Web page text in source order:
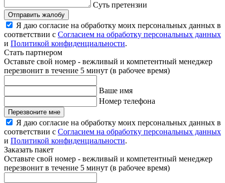
Суть претензии
Отправить жалобу
Я даю согласие на обработку моих персональных данных в
соответствии с Согласием на обработку персональных данных
и Политикой конфиденциальности.
Стать партнером
Оставьте свой номер - вежливый и компетентный менеджер
перезвонит в течение 5 минут (в рабочее время)
Ваше имя
Номер телефона
Перезвоните мне
Я даю согласие на обработку моих персональных данных в
соответствии с Согласием на обработку персональных данных
и Политикой конфиденциальности.
Заказать пакет
Оставьте свой номер - вежливый и компетентный менеджер
перезвонит в течение 5 минут (в рабочее время)